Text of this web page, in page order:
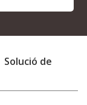
Solució de